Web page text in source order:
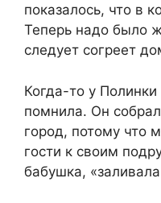
показалось, что в
Теперь надо было
следует согреет
Когда-то у
помнила. Он
город, потому что
гости к своим
бабушка, «заливала